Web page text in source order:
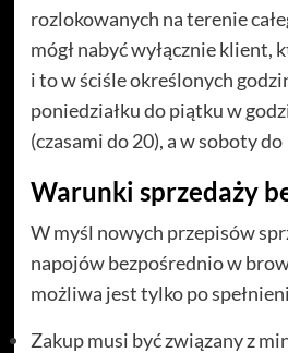
rozlokowanych na terenie
mógł nabyć wyłącznie klient,
i to w ściśle określonych
poniedziałku do piątku w
(czasami do 20), a w soboty do
Warunki sprzedaży
W myśl nowych przepisów
napojów bezpośrednio w
możliwa jest tylko po
Zakup musi być związany z